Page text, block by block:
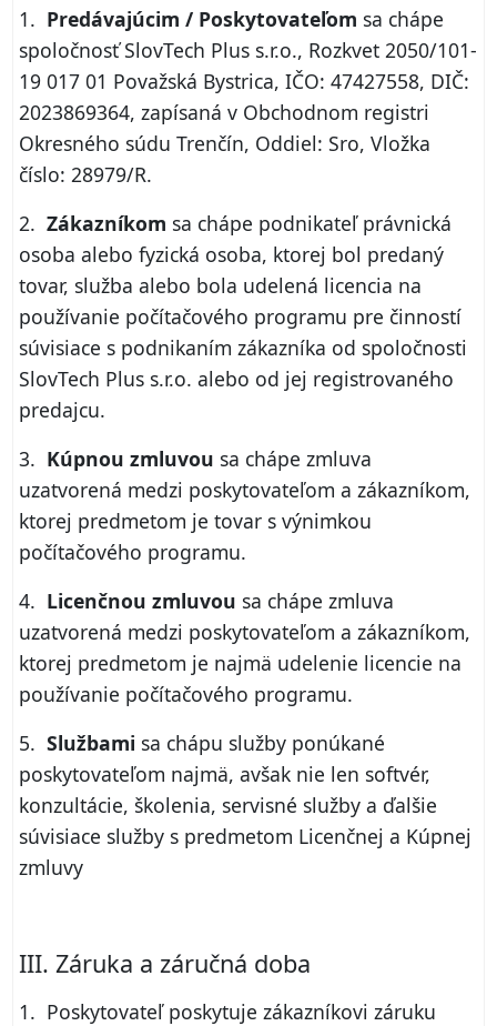
1. Predávajúcim / Poskytovateľom sa chápe
spoločnosť SlovTech Plus s.r.o., Rozkvet 2050/101-
19 017 01 Považská Bystrica, IČO: 47427558, DIČ:
2023869364, zapísaná v Obchodnom registri
Okresného súdu Trenčín, Oddiel: Sro, Vložka
číslo: 28979/R.
2. Zákazníkom sa chápe podnikateľ právnická
osoba alebo fyzická osoba, ktorej bol predaný
tovar, služba alebo bola udelená licencia na
používanie počítačového programu pre činností
súvisiace s podnikaním zákazníka od spoločnosti
SlovTech Plus s.r.o. alebo od jej registrovaného
predajcu.
3. Kúpnou zmluvou sa chápe zmluva
uzatvorená medzi poskytovateľom a zákazníkom,
ktorej predmetom je tovar s výnimkou
počítačového programu.
4. Licenčnou zmluvou sa chápe zmluva
uzatvorená medzi poskytovateľom a zákazníkom,
ktorej predmetom je najmä udelenie licencie na
používanie počítačového programu.
5. Službami sa chápu služby ponúkané
poskytovateľom najmä, avšak nie len softvér,
konzultácie, školenia, servisné služby a ďalšie
súvisiace služby s predmetom Licenčnej a Kúpnej
zmluvy
III. Záruka a záručná doba
1. Poskytovateľ poskytuje zákazníkovi záruku